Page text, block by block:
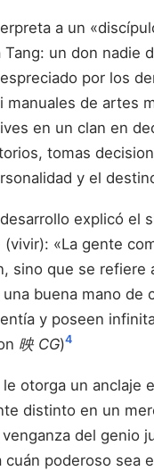
a un
Tang: un don nadie
por los
manuales de artes
en un clan en
tomas
y el
explicó el
(vivir): «La gente
sino que se refiere
buena mano de
y poseen
映 CG)4
otorga un anclaje
distinto en un
del genio
cuán poderoso sea